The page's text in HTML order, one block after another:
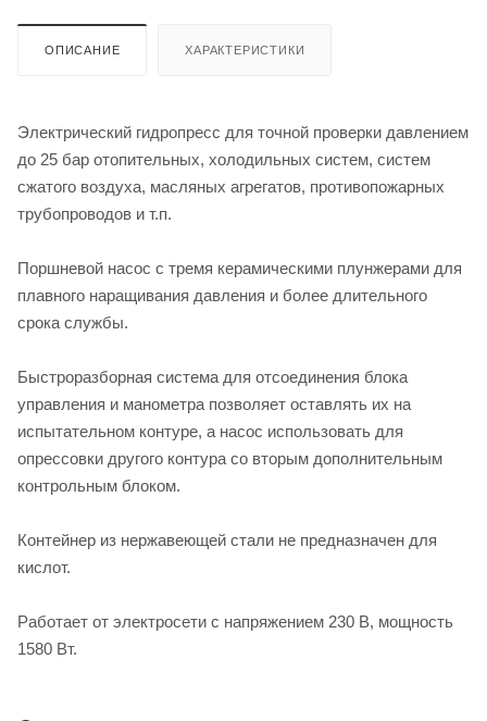
ОПИСАНИЕ ХАРАКТЕРИСТИКИ
Электрический гидропресс для точной проверки давлением
до 25 бар отопительных, холодильных систем, систем
сжатого воздуха, масляных агрегатов, противопожарных
трубопроводов и т.п.
Поршневой насос с тремя керамическими плунжерами для
плавного наращивания давления и более длительного
срока службы.
Быстроразборная система для отсоединения блока
управления и манометра позволяет оставлять их на
испытательном контуре, а насос использовать для
опрессовки другого контура со вторым дополнительным
контрольным блоком.
Контейнер из нержавеющей стали не предназначен для
кислот.
Работает от электросети с напряжением 230 В, мощность
1580 Вт.